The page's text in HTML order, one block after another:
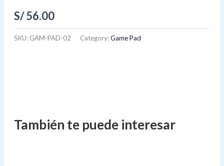
S/56.00
SKU: GAM-PAD-02 Category:Game Pad